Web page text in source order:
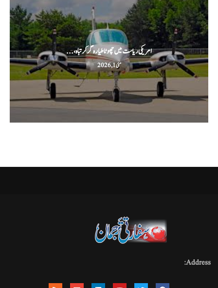
امریکی ریاست میں چھوٹا طیارہ گر کر تباہ،...
مئی 1, 2026
Address: